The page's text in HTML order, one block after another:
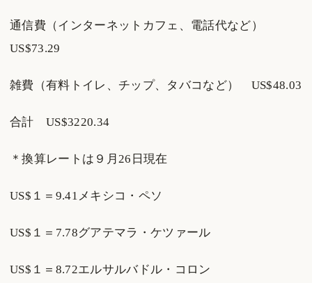
通信費（インターネットカフェ、電話代など）
US$73.29
雑費（有料トイレ、チップ、タバコなど） US$48.03
合計 US$3220.34
＊換算レートは９月26日現在
US$１＝9.41メキシコ・ペソ
US$１＝7.78グアテマラ・ケツァール
US$１＝8.72エルサルバドル・コロン